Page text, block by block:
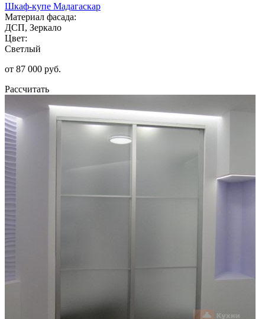
Шкаф-купе Мадагаскар
Материал фасада:
ДСП, Зеркало
Цвет:
Светлый
от 87 000 руб.
Рассчитать